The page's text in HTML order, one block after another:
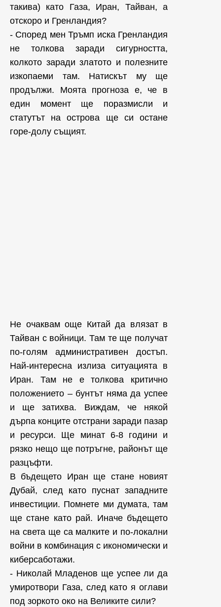
такива) като Газа, Иран, Тайван, а
отскоро и Гренландия?
- Според мен Тръмп иска Гренландия
не толкова заради сигурността,
колкото заради златото и полезните
изкопаеми там. Натискът му ще
продължи. Моята прогноза е, че в
един момент ще поразмисли и
статутът на острова ще си остане
горе-долу същият.
Не очаквам още Китай да влязат в
Тайван с войници. Там те ще получат
по-голям административен достъп.
Най-интересна излиза ситуацията в
Иран. Там не е толкова критично
положението – бунтът няма да успее
и ще затихва. Виждам, че някой
дърпа конците отстрани заради пазар
и ресурси. Ще минат 6-8 години и
рязко нещо ще потръгне, районът ще
разцъфти.
В бъдещето Иран ще стане новият
Дубай, след като пуснат западните
инвестиции. Помнете ми думата, там
ще стане като рай. Иначе бъдещето
на света ще са малките и по-локални
войни в комбинация с икономически и
киберсаботажи.
- Николай Младенов ще успее ли да
умиротвори Газа, след като я оглави
под зоркото око на Великите сили?